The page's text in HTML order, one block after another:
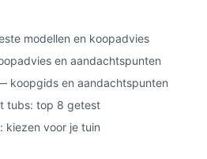
modellen en koopadvies
en aandachtspunten
koopgids en aandachtspunten
tubs: top 8 getest
kiezen voor je tuin